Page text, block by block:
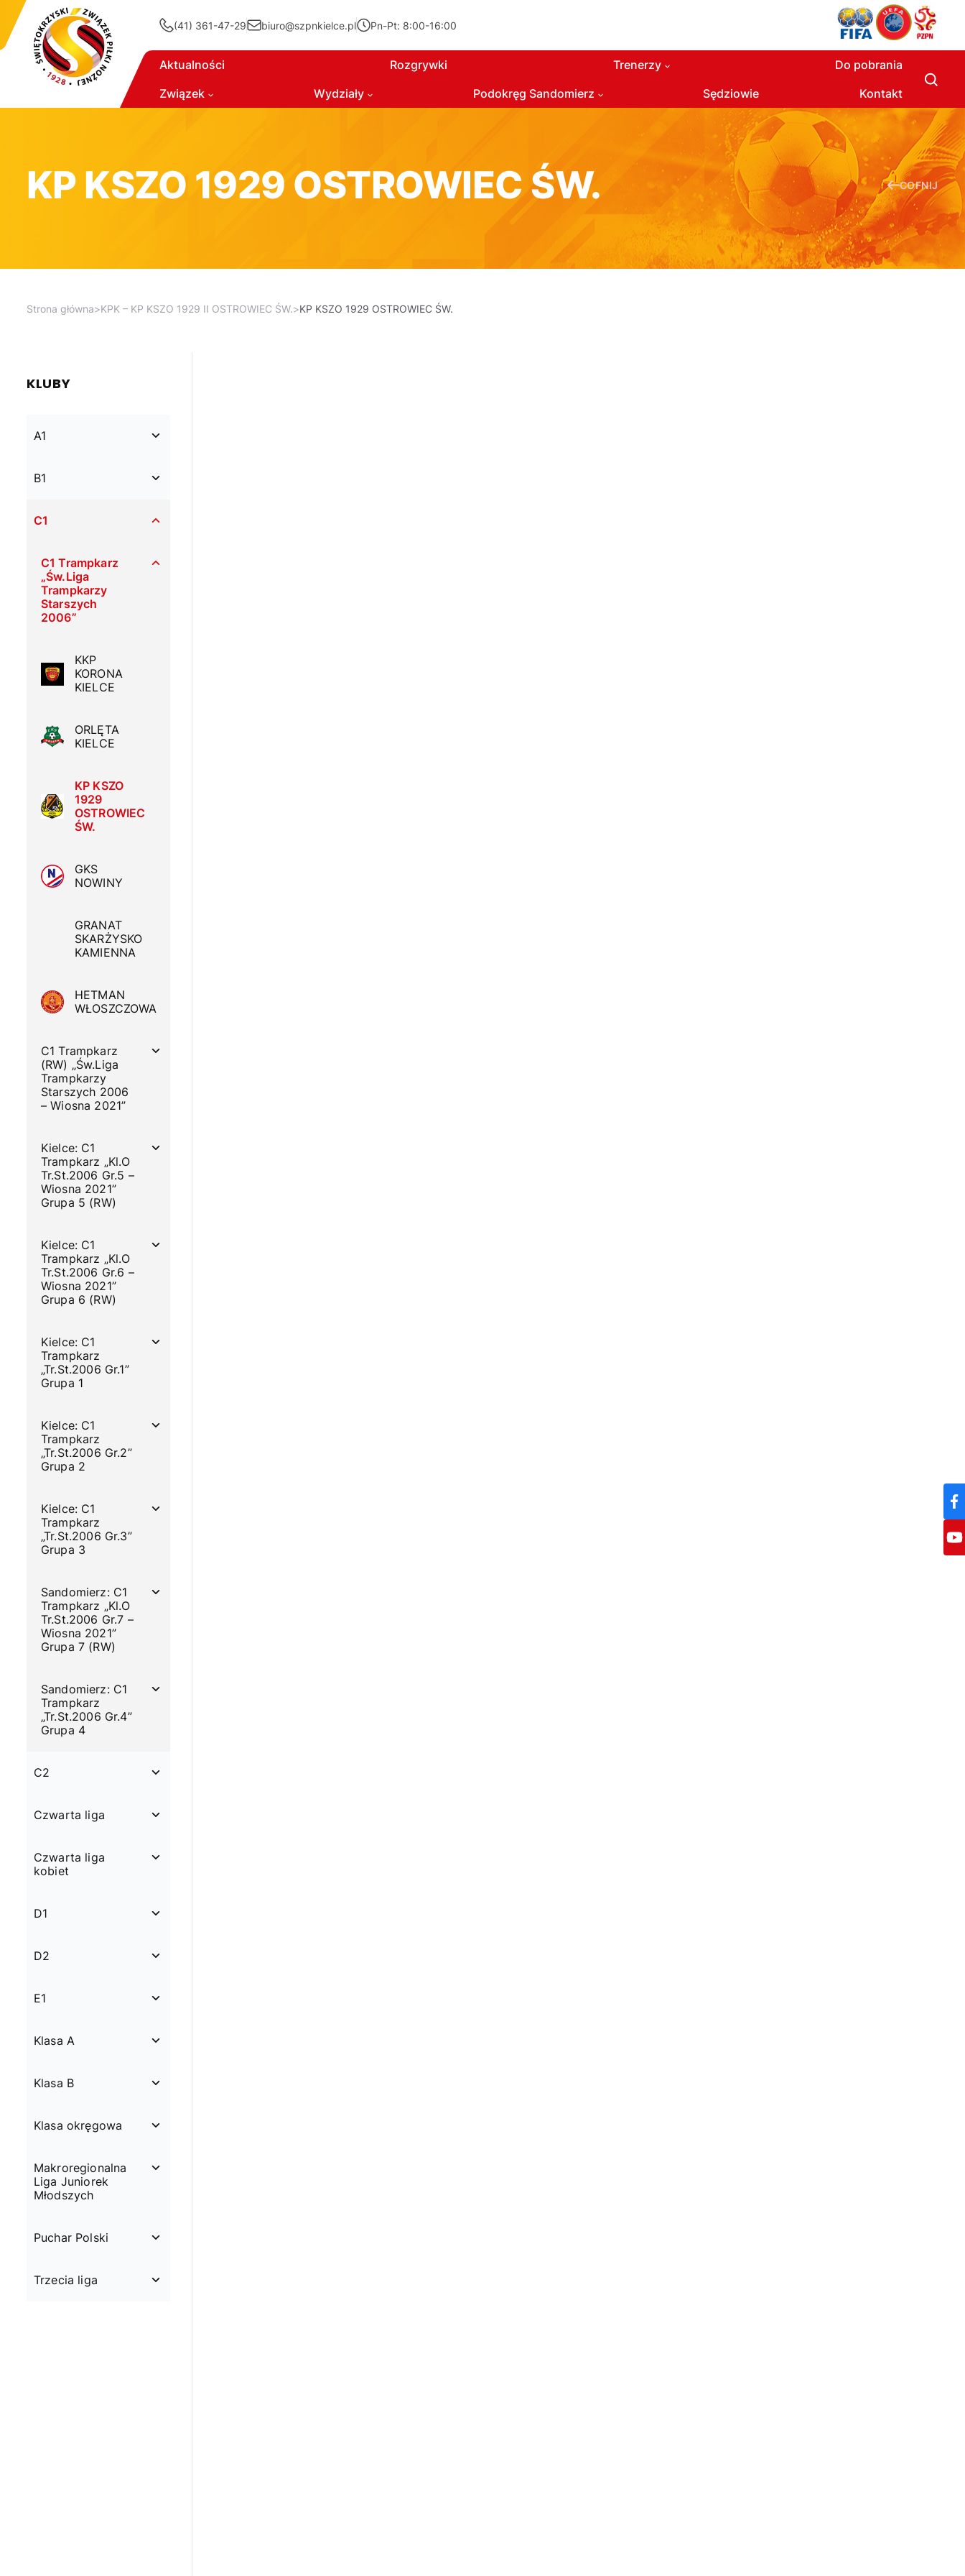
(41) 361-47-29 biuro@szpnkielce.pl Pn-Pt: 8:00-16:00
Związek
Aktualności
Wydziały
Rozgrywki
Podokręg Sandomierz
Trenerzy
Sędziowie
Do pobrania
Kontakt
KP KSZO 1929 OSTROWIEC ŚW. COFNIJ
Strona główna>KPK – KP KSZO 1929 II OSTROWIEC ŚW.>KP KSZO 1929 OSTROWIEC ŚW.
KLUBY
A1
B1
C1
C1 Trampkarz
„Św.Liga
Trampkarzy
Starszych
2006”
KKP
KORONA
KIELCE
ORLĘTA
KIELCE
KP KSZO
1929
OSTROWIEC
ŚW.
GKS
NOWINY
GRANAT
SKARŻYSKO
KAMIENNA
HETMAN
WŁOSZCZOWA
C1 Trampkarz
(RW) „Św.Liga
Trampkarzy
Starszych 2006
– Wiosna 2021”
Kielce: C1
Trampkarz „Kl.O
Tr.St.2006 Gr.5 –
Wiosna 2021”
Grupa 5 (RW)
Kielce: C1
Trampkarz „Kl.O
Tr.St.2006 Gr.6 –
Wiosna 2021”
Grupa 6 (RW)
Kielce: C1
Trampkarz
„Tr.St.2006 Gr.1”
Grupa 1
Kielce: C1
Trampkarz
„Tr.St.2006 Gr.2”
Grupa 2
Kielce: C1
Trampkarz
„Tr.St.2006 Gr.3”
Grupa 3
Sandomierz: C1
Trampkarz „Kl.O
Tr.St.2006 Gr.7 –
Wiosna 2021”
Grupa 7 (RW)
Sandomierz: C1
Trampkarz
„Tr.St.2006 Gr.4”
Grupa 4
C2
Czwarta liga
Czwarta liga
kobiet
D1
D2
E1
Klasa A
Klasa B
Klasa okręgowa
Makroregionalna
Liga Juniorek
Młodszych
Puchar Polski
Trzecia liga